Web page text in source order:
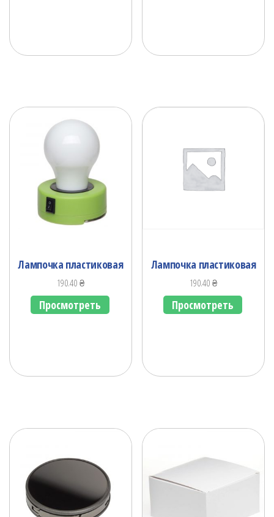
Лампочка пластиковая
190.40₴
Просмотреть
Лампочка пластиковая
190.40₴
Просмотреть